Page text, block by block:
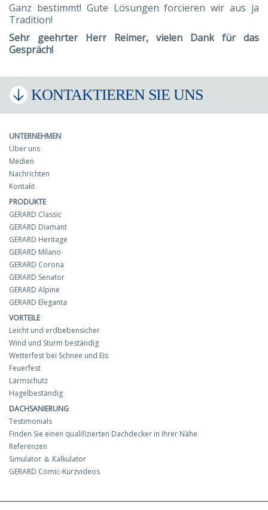
Ganz bestimmt! Gute Lösungen forcieren wir aus ja
Tradition!
Sehr geehrter Herr Reimer, vielen Dank für das
Gespräch!
KONTAKTIEREN SIE UNS
UNTERNEHMEN
Über uns
Medien
Nachrichten
Kontakt
PRODUKTE
GERARD Classic
GERARD Diamant
GERARD Heritage
GERARD Milano
GERARD Corona
GERARD Senator
GERARD Alpine
GERARD Eleganta
VORTEILE
Leicht und erdbebensicher
Wind und Sturm beständig
Wetterfest bei Schnee und Eis
Feuerfest
Lärmschutz
Hagelbeständig
DACHSANIERUNG
Testimonials
Finden Sie einen qualifizierten Dachdecker in Ihrer Nähe
Referenzen
Simulator ＆ Kalkulator
GERARD Comic-Kurzvideos